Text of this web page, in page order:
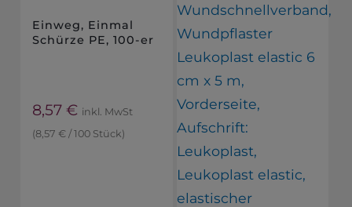
Einweg, Einmal
Schürze PE, 100-er
8,57€ inkl. MwSt
(8,57 € /100 Stück)